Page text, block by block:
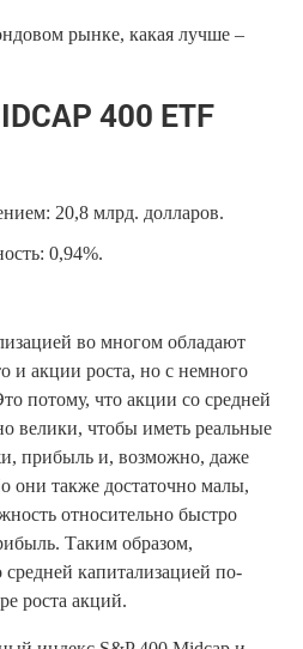
рынке, какая лучше –
400 ETF
20,8 млрд. долларов.
0,94%.
во многом обладают
и акции роста, но с немного
потому, что акции со средней
велики, чтобы иметь реальные
прибыль и, возможно, даже
они также достаточно малы,
относительно быстро
Таким образом,
капитализацией по-
роста акций.